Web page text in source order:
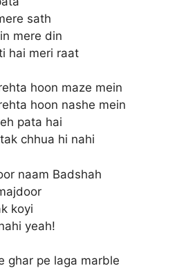
sath
mere din
hai meri raat
hoon maze mein
hoon nashe mein
pata hai
chhua hi nahi
naam Badshah
koyi
yeah!
ghar pe laga marble